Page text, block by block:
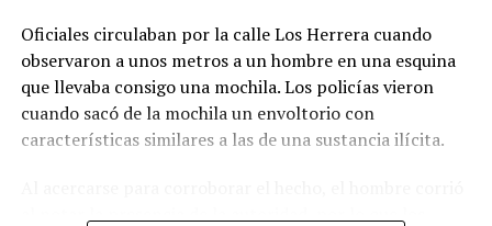
Oficiales circulaban por la calle Los Herrera cuando
observaron a unos metros a un hombre en una esquina
que llevaba consigo una mochila. Los policías vieron
cuando sacó de la mochila un envoltorio con
características similares a las de una sustancia ilícita.